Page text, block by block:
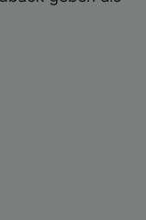
Zwecke